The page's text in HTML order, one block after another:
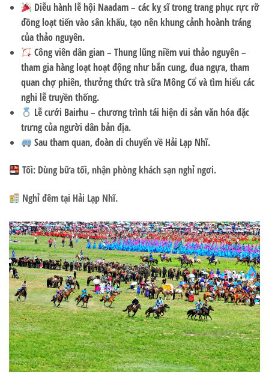
Diễu hành lễ hội Naadam– các kỵ sĩ trong trang phục rực rỡ
đồng loạt tiến vào sân khấu, tạo nên khung cảnh hoành tráng
của thảo nguyên.
Công viên dân gian – Thung lũng niềm vui thảo nguyên–
tham gia hàng loạt hoạt động như bắn cung, đua ngựa, tham
quan chợ phiên, thưởng thức trà sữa Mông Cổ và tìm hiểu các
nghi lễ truyền thống.
Lễ cưới Bairhu– chương trình tái hiện di sản văn hóa đặc
trưng của người dân bản địa.
Sau tham quan, đoàn di chuyển về Hải Lạp Nhĩ.
Tối: Dùng bữa tối, nhận phòng khách sạn nghỉ ngơi.
Nghỉ đêm tại Hải Lạp Nhĩ.